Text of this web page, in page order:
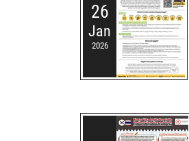
26
Jan
2026